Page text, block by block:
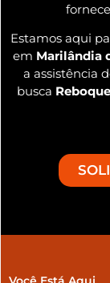
Estamos aqui
em Marilândia
a assistência
busca